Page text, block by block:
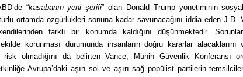
“kasabanın yeni şerifi” olan Donald Trump yönetiminin
ortamda özgürlükleri sonuna kadar savunacağını iddia eden J.D.
farklı bir konumda kaldığını düşünmektedir.
korunması durumunda insanların doğru kararlar alacaklarını
olmadığını da belirten Vance, Münih Güvenlik Konferansı
Avrupa’daki aşırı sol ve aşırı sağ popülist partilerin